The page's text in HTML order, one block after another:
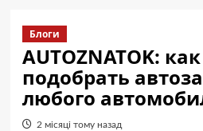
Блоги
AUTOZNATOK:
подобрать
любого
2 місяці тому назад